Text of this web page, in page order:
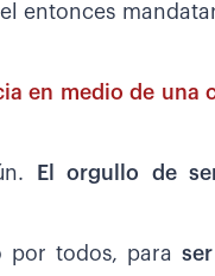
entonces
en medio de una
El orgullo de
por todos, para